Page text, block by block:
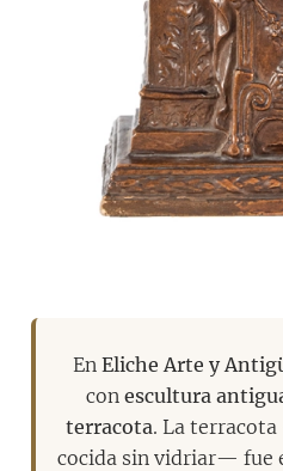
En Eliche Arte y
con escultura
terracota. La
cocida sin vidriar— fue